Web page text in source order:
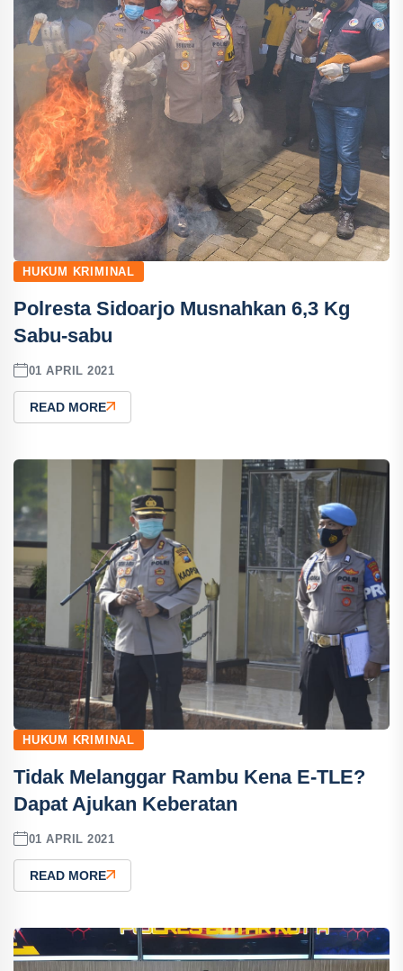
HUKUM KRIMINAL
Polresta Sidoarjo Musnahkan 6,3 Kg
Sabu-sabu
01 APRIL 2021
READ MORE
HUKUM KRIMINAL
Tidak Melanggar Rambu Kena E-TLE?
Dapat Ajukan Keberatan
01 APRIL 2021
READ MORE